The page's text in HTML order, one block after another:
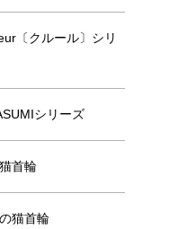
〔クルール〕シリ
シリーズ
首輪
猫首輪